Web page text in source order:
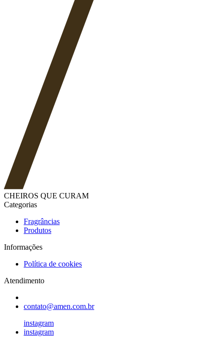
CHEIROS QUE CURAM
Categorias
Fragrâncias
Produtos
Informações
Política de cookies
Atendimento
contato@amen.com.br
instagram
instagram